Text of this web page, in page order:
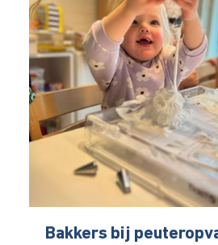
Bakkers bij